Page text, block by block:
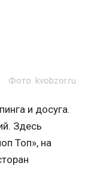
Фото: kvobzor.ru
и досуга.
Здесь
Топ», на